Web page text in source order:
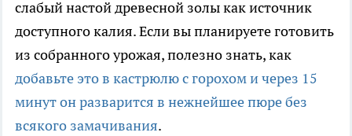
слабый настой древесной золы как источник
доступного калия. Если вы планируете готовить
из собранного урожая, полезно знать, как
добавьте это в кастрюлю с горохом и через 15
минут он разварится в нежнейшее пюре без
всякого замачивания.